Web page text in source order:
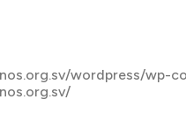
wordpress/wp-